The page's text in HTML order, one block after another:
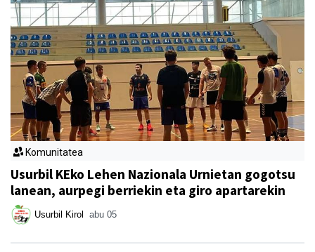
Komunitatea
Usurbil KEko Lehen Nazionala Urnietan gogotsu
lanean, aurpegi berriekin eta giro apartarekin
Usurbil Kirol abu 05